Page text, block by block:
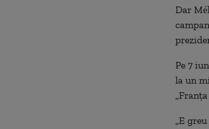
Dar
Pe 7
la un
„E